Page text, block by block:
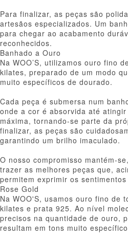
Para finalizar, as peças são
artesãos especializados. Um
para chegar ao acabamento
reconhecidos.
Banhado a Ouro
Na WOO’S, utilizamos ouro fino
kilates, preparado de um modo
muito específicos de dourado.
Cada peça é submersa num
onde a cor é absorvida até
máxima, tornando-se parte da
finalizar, as peças são
garantindo um brilho imaculado.
O nosso compromisso mantém-
trazer as melhores peças que,
permitem exprimir os
Rose Gold
Na WOO'S, usamos ouro fino de
kilates e prata 925. Ao nível
precisos na quantidade de ouro,
resultam em tons muito